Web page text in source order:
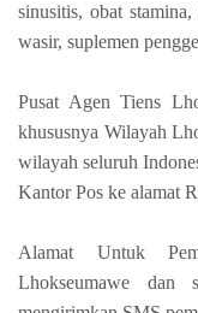
sinusitis, obat
wasir, suplemen
Pusat Agen Tiens
khususnya Wilayah
wilayah seluruh
Kantor Pos ke alamat
Alamat Untuk
Lhokseumawe dan